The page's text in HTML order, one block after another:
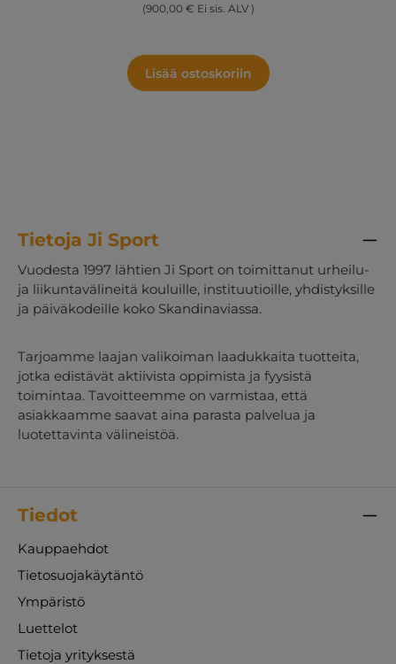
(900,00 € Ei sis. ALV )
Lisää ostoskoriin
Tietoja Ji Sport
Vuodesta 1997 lähtien Ji Sport on toimittanut urheilu-
ja liikuntavälineitä kouluille, instituutioille, yhdistyksille
ja päiväkodeille koko Skandinaviassa.
Tarjoamme laajan valikoiman laadukkaita tuotteita,
jotka edistävät aktiivista oppimista ja fyysistä
toimintaa. Tavoitteemme on varmistaa, että
asiakkaamme saavat aina parasta palvelua ja
luotettavinta välineistöä.
Tiedot
Kauppaehdot
Tietosuojakäytäntö
Ympäristö
Luettelot
Tietoja yrityksestä